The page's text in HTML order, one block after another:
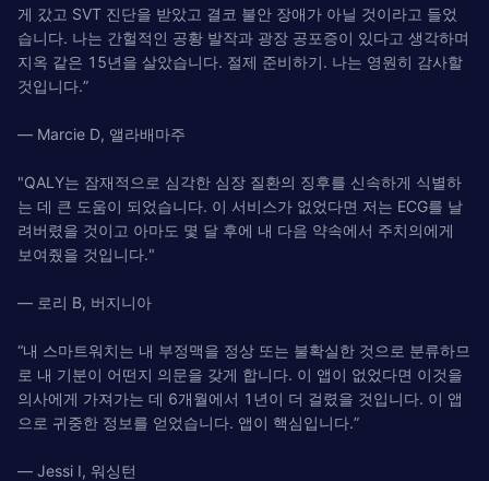
게 갔고 SVT 진단을 받았고 결코 불안 장애가 아닐 것이라고 들었
습니다. 나는 간헐적인 공황 발작과 광장 공포증이 있다고 생각하며
지옥 같은 15년을 살았습니다. 절제 준비하기. 나는 영원히 감사할
것입니다.”
— Marcie D, 앨라배마주
"QALY는 잠재적으로 심각한 심장 질환의 징후를 신속하게 식별하
는 데 큰 도움이 되었습니다. 이 서비스가 없었다면 저는 ECG를 날
려버렸을 것이고 아마도 몇 달 후에 내 다음 약속에서 주치의에게
보여줬을 것입니다."
— 로리 B, 버지니아
“내 스마트워치는 내 부정맥을 정상 또는 불확실한 것으로 분류하므
로 내 기분이 어떤지 의문을 갖게 합니다. 이 앱이 없었다면 이것을
의사에게 가져가는 데 6개월에서 1년이 더 걸렸을 것입니다. 이 앱
으로 귀중한 정보를 얻었습니다. 앱이 핵심입니다.”
— Jessi I, 워싱턴